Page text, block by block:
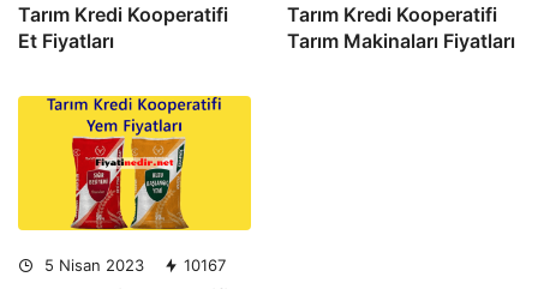
Tarım Kredi Kooperatifi
Et Fiyatları
Tarım Kredi Kooperatifi
Tarım Makinaları Fiyatları
5 Nisan 2023 10167